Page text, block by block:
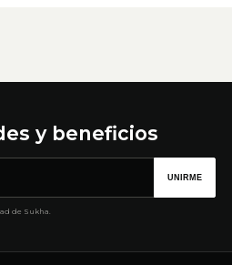
y beneficios
UNIRME
de Sukha.